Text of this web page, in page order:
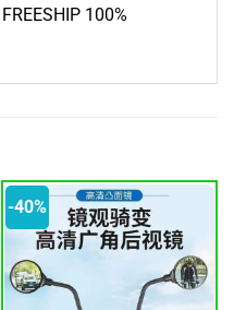
100%
-40%